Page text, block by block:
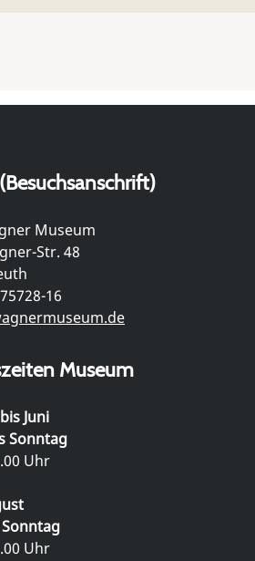
Museum
Str. 48
16
Museum
Juni
Sonntag
Uhr
Uhr